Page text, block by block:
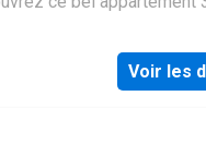
sous-sol. L’appartement
desservant uneVoir les